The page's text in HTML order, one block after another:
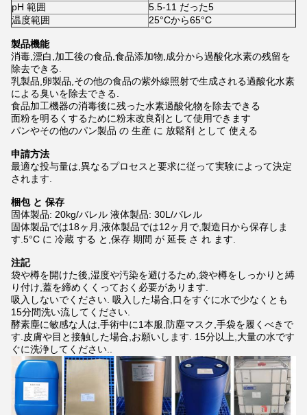
pH 範囲
5.5-11 だった5
温度範囲
25°Cから65°C
製品機能
消毒,漂白,加工後の食品,食品添加物,成分から過酸化水素の残留を
除去できる.
乳製品,卵製品,その他の食品の紫外線照射で生成される過酸化水素
による臭いを除去できる.
食品加工機器の消毒後に残った水素過酸化物を除去できる
面粉を明るくするために粉末改良剤として使用できます
パンやその他のパン製品 の 生産 に 放鬆剤 として 使える
申請方法
最適な投与量は,異なるプロセスと要求に従って実験によって決定
されます.
梱包 と 保存
固体製品: 20kg/バレル 液体製品: 30L/バレル
固体製品では18ヶ月,液体製品では12ヶ月で,製造日から保存しま
す.5°C に 冷蔵 する と,保存 期間 が 延長 さ れ ます.
注記
袋や樽を開けた後,湿度や汚染を避けるため,袋や樽をしっかりと縛
り付け,蓋を締めくくっておく必要があります.
吸入しないでください. 吸入した場合,口をすぐに水で少なくとも
15分間洗い流してください.
酵素塵に敏感な人は,手術中に1本服,防塵マスク,手袋を履くべきで
す.皮膚や目と接触した場合,お願いします. 15分以上,大量の水です
ぐに洗浄してください..